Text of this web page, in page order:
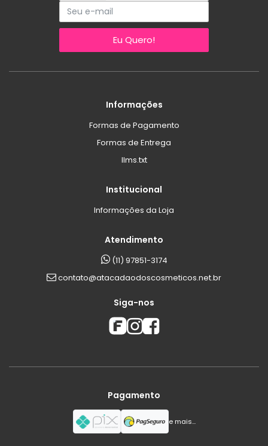
Eu Quero!
Informações
Formas de Pagamento
Formas de Entrega
llms.txt
Institucional
Informações da Loja
Atendimento
(11) 97851-3174
contato@atacadaodoscosmeticos.net.br
Siga-nos
Pagamento
e mais...